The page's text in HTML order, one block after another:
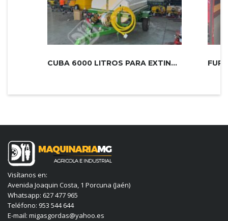
CUBA 6000 LITROS PARA EXTINCIÓN DE...
Visítanos en:
Avenida Joaquin Costa, 1 Porcuna (Jaén)
Whatsapp: 627 477 965
Teléfono: 953 544 644
E-mail: migasgordas@yahoo.es